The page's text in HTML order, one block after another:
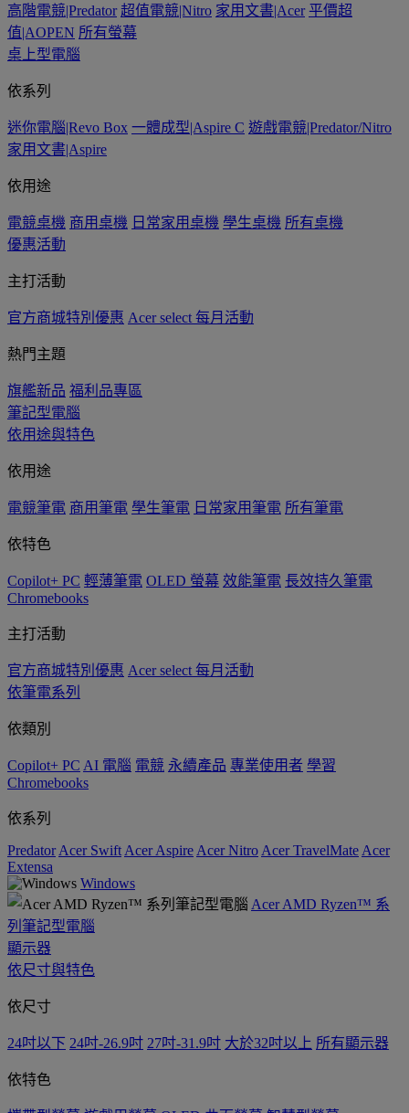
高階電競|Predator 超值電競|Nitro 家用文書|Acer 平價超
值|AOPEN 所有螢幕
桌上型電腦
依系列
迷你電腦|Revo Box 一體成型|Aspire C 遊戲電競|Predator/Nitro
家用文書|Aspire
依用途
電競桌機 商用桌機 日常家用桌機 學生桌機 所有桌機
優惠活動
主打活動
官方商城特別優惠 Acer select 每月活動
熱門主題
旗艦新品 福利品專區
筆記型電腦
依用途與特色
依用途
電競筆電 商用筆電 學生筆電 日常家用筆電 所有筆電
依特色
Copilot+ PC 輕薄筆電 OLED 螢幕 效能筆電 長效持久筆電
Chromebooks
主打活動
官方商城特別優惠 Acer select 每月活動
依筆電系列
依類別
Copilot+ PC AI 電腦 電競 永續產品 專業使用者 學習
Chromebooks
依系列
Predator Acer Swift Acer Aspire Acer Nitro Acer TravelMate Acer
Extensa
Windows
Acer AMD Ryzen™ 系
列筆記型電腦
顯示器
依尺寸與特色
依尺寸
24吋以下 24吋-26.9吋 27吋-31.9吋 大於32吋以上 所有顯示器
依特色